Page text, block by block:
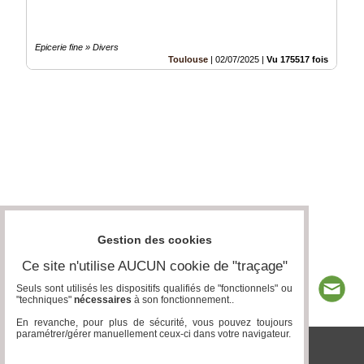
Epicerie fine » Divers
Toulouse
02/07/2025 Vu 175517 fois
Gestion des cookies
Ce site n'utilise AUCUN cookie de "traçage"
Seuls sont utilisés les dispositifs qualifiés de "fonctionnels" ou
"techniques" nécessaires à son fonctionnement..
En revanche, pour plus de sécurité, vous pouvez toujours
paramétrer/gérer manuellement ceux-ci dans votre navigateur.